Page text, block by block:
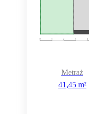
Metraż
41,45 m²